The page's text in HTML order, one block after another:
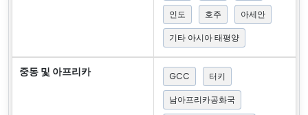
인도 호주
아세안
기타 아시아 태평양
중동 및 아프리카 GCC
터키
남아프리카공화국